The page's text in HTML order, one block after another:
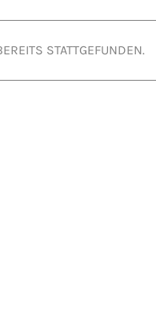
STATTGEFUNDEN.